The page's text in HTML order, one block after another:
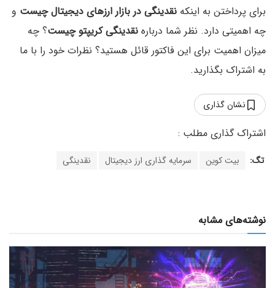
برای پرداختن به اینکه نقدینگی در بازار ارزهای دیجیتال چیست و
چه اهمیتی دارد. نظر شما درباره نقدینگی کریپتو چیست؟ چه
میزان اهمیت برای این فاکتور قائل هستید؟ نظرات خود را با ما
به اشتراک بگذارید.
نشان گذاری
تگ: بیت کوین سرمایه گذاری ارز دیجیتال نقدینگی
نوشته‌های مشابه